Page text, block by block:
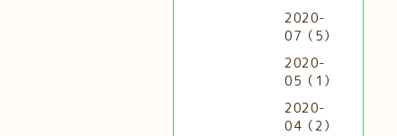
2020-
07（5）
2020-
05（1）
2020-
04（2）